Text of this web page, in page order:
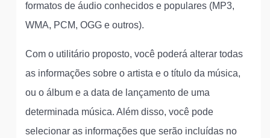
formatos de áudio conhecidos e populares (MP3,
WMA, PCM, OGG e outros).
Com o utilitário proposto, você poderá alterar todas
as informações sobre o artista e o título da música,
ou o álbum e a data de lançamento de uma
determinada música. Além disso, você pode
selecionar as informações que serão incluídas no